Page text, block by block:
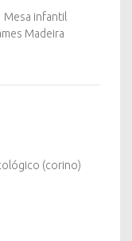
Mesa infantil
Madeira
(corino)